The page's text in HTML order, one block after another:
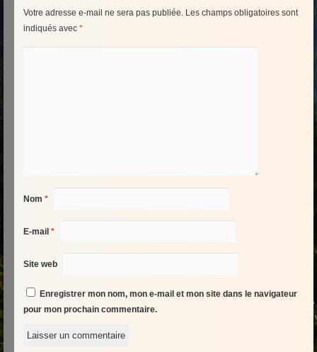
Votre adresse e-mail ne sera pas publiée. Les champs obligatoires sont
indiqués avec *
Nom *
E-mail *
Site web
Enregistrer mon nom, mon e-mail et mon site dans le navigateur
pour mon prochain commentaire.